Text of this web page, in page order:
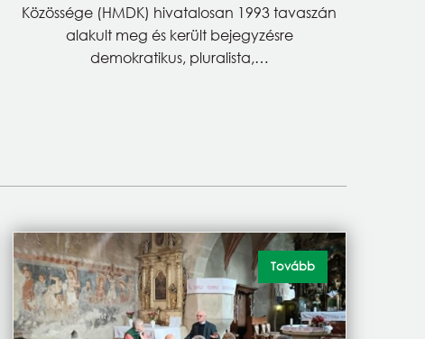
Közössége (HMDK) hivatalosan 1993 tavaszán
alakult meg és került bejegyzésre
demokratikus, pluralista,…
Tovább